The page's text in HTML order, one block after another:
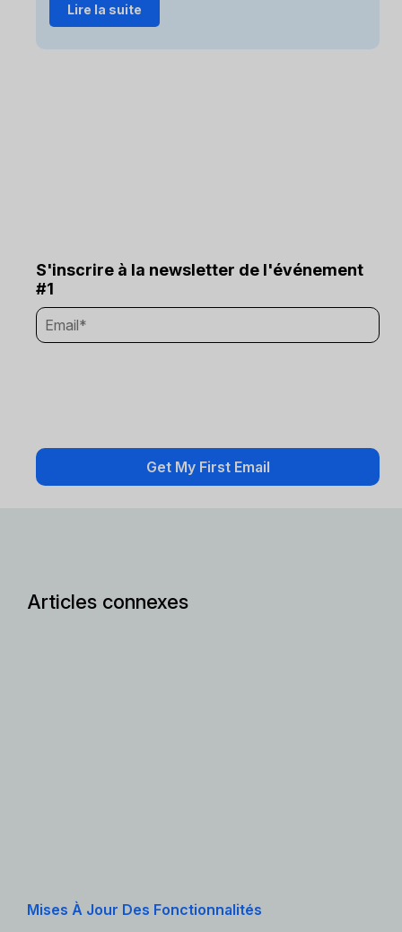
Lire la suite
S'inscrire à la newsletter de l'événement
#1
Articles connexes
Mises À Jour Des Fonctionnalités